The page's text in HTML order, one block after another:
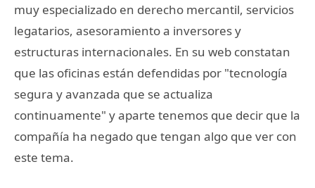
muy especializado en derecho mercantil, servicios
legatarios, asesoramiento a inversores y
estructuras internacionales. En su web constatan
que las oficinas están defendidas por "tecnología
segura y avanzada que se actualiza
continuamente" y aparte tenemos que decir que la
compañía ha negado que tengan algo que ver con
este tema.